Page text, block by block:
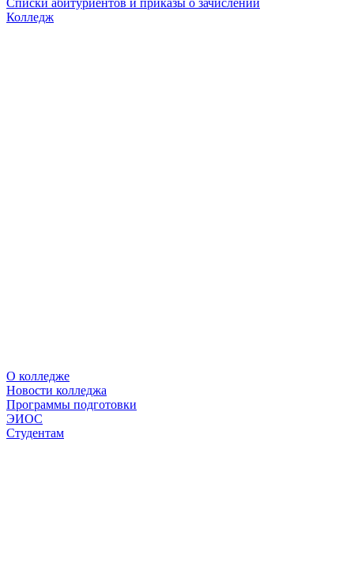
Списки абитуриентов и приказы о зачислении
Колледж
О колледже
Новости колледжа
Программы подготовки
ЭИОС
Студентам